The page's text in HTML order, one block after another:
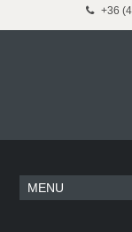
+36